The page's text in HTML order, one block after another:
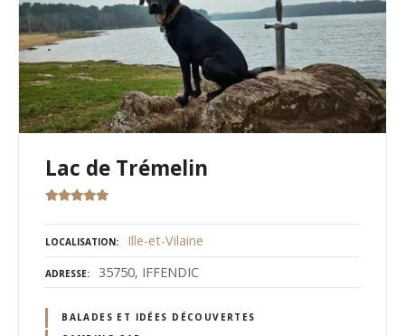
Lac de Trémelin
LOCALISATION Ille-et-Vilaine
ADRESSE 35750, IFFENDIC
BALADES ET IDÉES DÉCOUVERTES